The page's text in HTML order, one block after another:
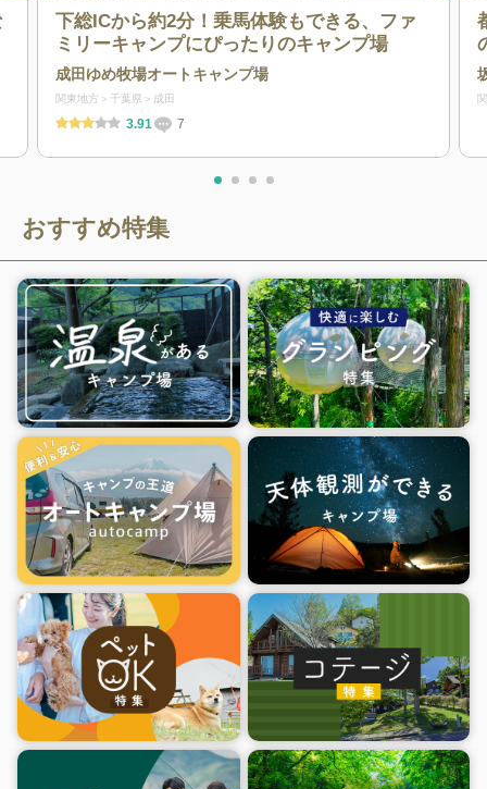
下総ICから約2分！乗馬体験もできる、ファ
ミリーキャンプにぴったりのキャンプ場
成田ゆめ牧場オートキャンプ場
関東地方 千葉県 成田
3.91 7
おすすめ特集